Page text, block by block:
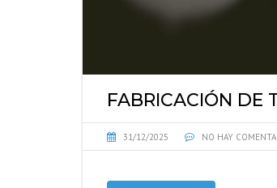
FABRICACIÓN DE
31/12/2025 NO HAY